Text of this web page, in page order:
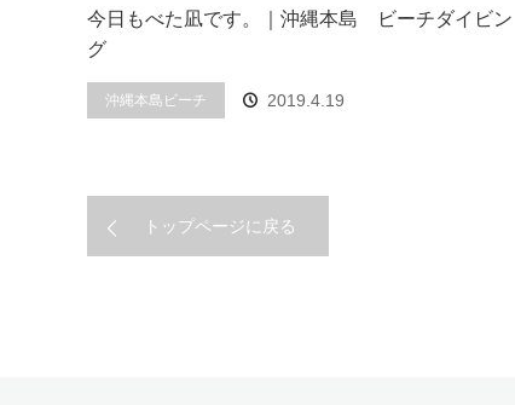
今日もべた凪です。｜沖縄本島 ビーチダイビン
グ
沖縄本島ビーチ 2019.4.19
トップページに戻る